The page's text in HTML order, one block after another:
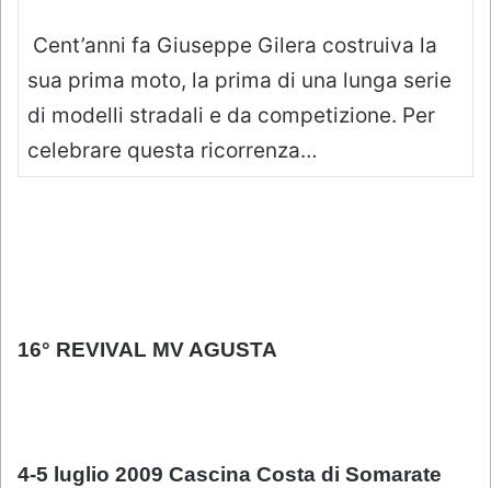
Cent’anni fa Giuseppe Gilera costruiva la
sua prima moto, la prima di una lunga serie
di modelli stradali e da competizione. Per
celebrare questa ricorrenza…
16° REVIVAL MV AGUSTA
4-5 luglio 2009 Cascina Costa di Somarate